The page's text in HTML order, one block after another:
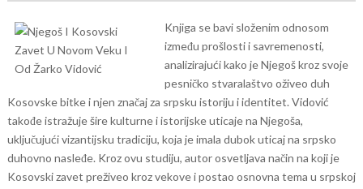
Knjiga se bavi složenim odnosom
između prošlosti i savremenosti,
analizirajući kako je Njegoš kroz svoje
pesničko stvaralaštvo oživeo duh
Kosovske bitke i njen značaj za srpsku istoriju i identitet. Vidović
takođe istražuje šire kulturne i istorijske uticaje na Njegoša,
uključujući vizantijsku tradiciju, koja je imala dubok uticaj na srpsko
duhovno nasleđe. Kroz ovu studiju, autor osvetljava način na koji je
Kosovski zavet preživeo kroz vekove i postao osnovna tema u srpskoj